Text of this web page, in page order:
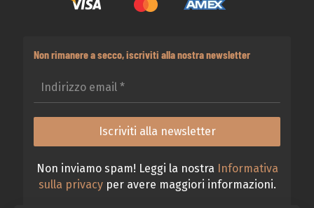
Non rimanere a secco, iscriviti alla nostra newsletter
Non inviamo spam! Leggi la nostra Informativa
sulla privacyper avere maggiori informazioni.